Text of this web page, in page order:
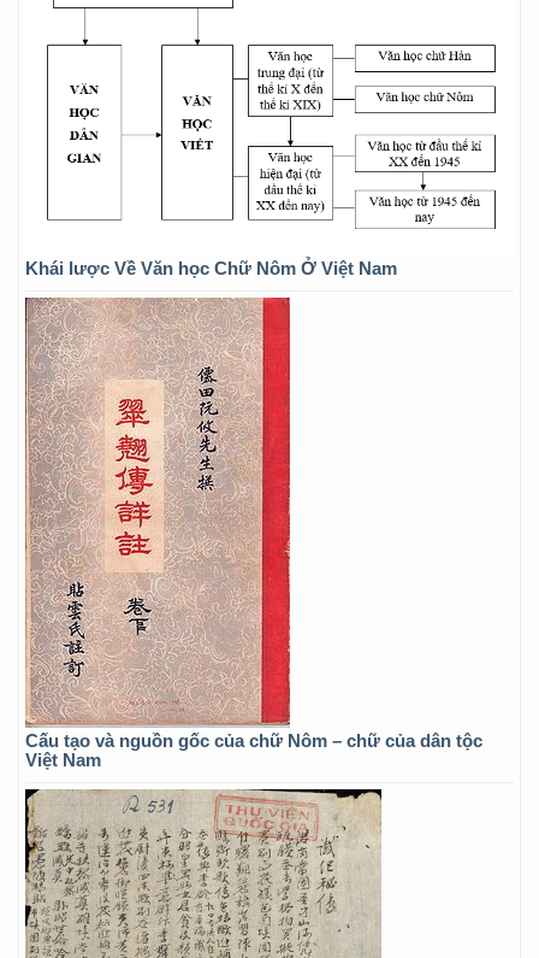
Khái lược Về Văn học Chữ Nôm Ở Việt Nam
Cấu tạo và nguồn gốc của chữ Nôm – chữ của dân tộc
Việt Nam